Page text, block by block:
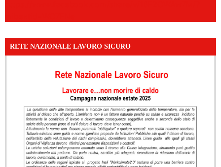
RETE NAZIONALE LAVORO SICURO